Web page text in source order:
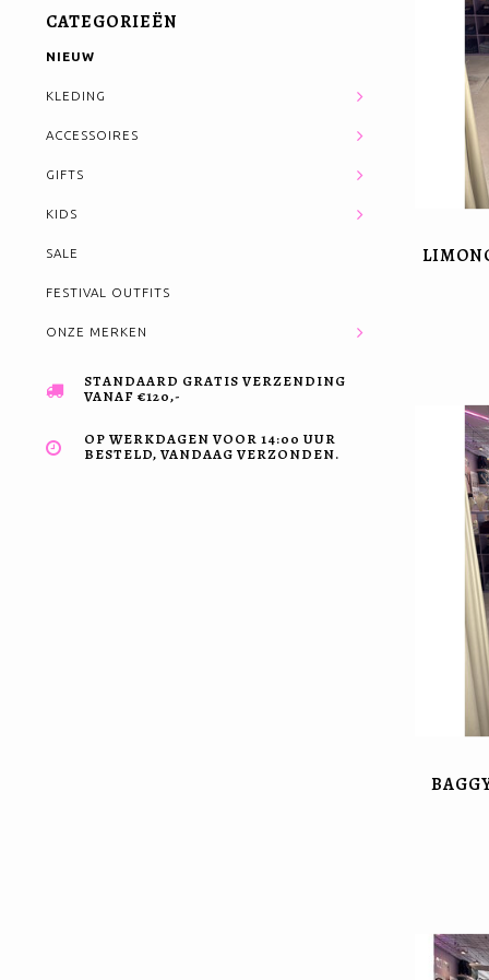
CATEGORIEËN
NIEUW
KLEDING
ACCESSOIRES
GIFTS
KIDS
SALE
FESTIVAL OUTFITS
ONZE MERKEN
STANDAARD GRATIS VERZENDING
VANAF €120,-
OP WERKDAGEN VOOR 14:00 UUR
BESTELD, VANDAAG VERZONDEN.